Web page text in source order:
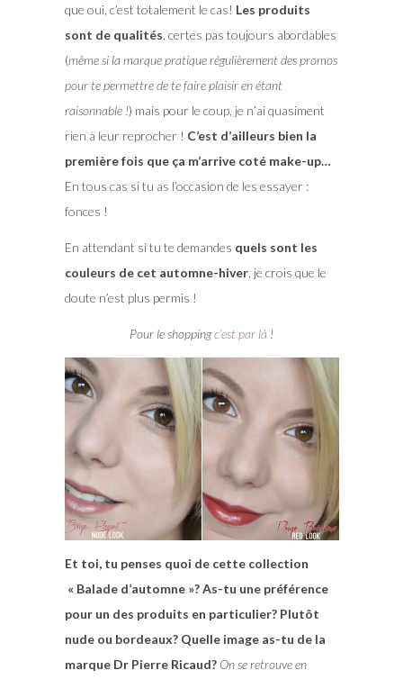
que oui, c’est totalement le cas! Les produits
sont de qualités , certes pas toujours abordables
(même si la marque pratique régulièrement des promos
pour te permettre de te faire plaisir en étant
raisonnable !) mais pour le coup, je n’ai quasiment
rien à leur reprocher ! C’est d’ailleurs bien la
première fois que ça m’arrive coté make-up…
En tous cas si tu as l’occasion de les essayer :
fonces !
En attendant si tu te demandes quels sont les
couleurs de cet automne-hiver, je crois que le
doute n’est plus permis !
Pour le shoppingc’est par là !
Et toi, tu penses quoi de cette collection
« Balade d’automne »? As-tu une préférence
pour un des produits en particulier? Plutôt
nude ou bordeaux? Quelle image as-tu de la
marque Dr Pierre Ricaud? On se retrouve en